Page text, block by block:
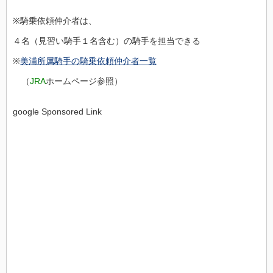
※騎乗依頼仲介者は、
４名（見習い騎手１名含む）の騎手を担当できる
※美浦所属騎手の騎乗依頼仲介者一覧
（JRAホームページ参照）
google Sponsored Link